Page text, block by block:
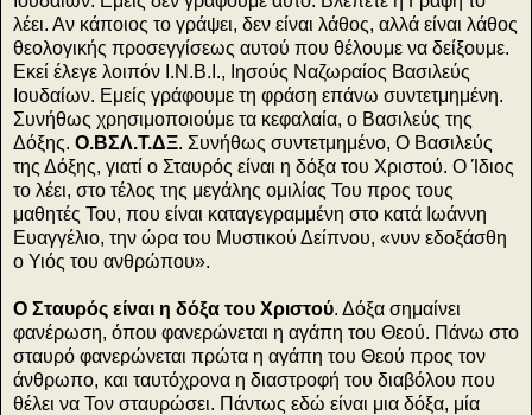
λέει. Αν κάποιος το γράψει, δεν είναι λάθος, αλλά είναι λάθος
θεολογικής προσεγγίσεως αυτού που θέλουμε να δείξουμε.
Εκεί έλεγε λοιπόν Ι.Ν.Β.Ι., Ιησούς Ναζωραίος Βασιλεύς
Ιουδαίων. Εμείς γράφουμε τη φράση επάνω συντετμημένη.
Συνήθως χρησιμοποιούμε τα κεφαλαία, ο Βασιλεύς της
Δόξης. Ο.ΒΣΛ.Τ.ΔΞ. Συνήθως συντετμημένο, Ο Βασιλεύς
της Δόξης, γιατί ο Σταυρός είναι η δόξα του Χριστού. Ο Ίδιος
το λέει, στο τέλος της μεγάλης ομιλίας Του προς τους
μαθητές Του, που είναι καταγεγραμμένη στο κατά Ιωάννη
Ευαγγέλιο, την ώρα του Μυστικού Δείπνου, «νυν εδοξάσθη
ο Υιός του ανθρώπου».
Ο Σταυρός είναι η δόξα του Χριστού. Δόξα σημαίνει
φανέρωση, όπου φανερώνεται η αγάπη του Θεού. Πάνω στο
σταυρό φανερώνεται πρώτα η αγάπη του Θεού προς τον
άνθρωπο, και ταυτόχρονα η διαστροφή του διαβόλου που
θέλει να Τον σταυρώσει. Πάντως εδώ είναι μια δόξα, μία